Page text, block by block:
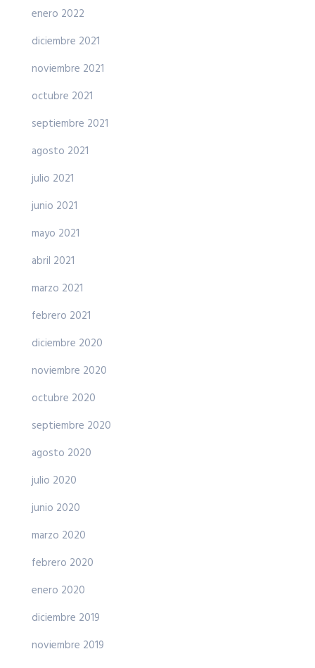
enero 2022
diciembre 2021
noviembre 2021
octubre 2021
septiembre 2021
agosto 2021
julio 2021
junio 2021
mayo 2021
abril 2021
marzo 2021
febrero 2021
diciembre 2020
noviembre 2020
octubre 2020
septiembre 2020
agosto 2020
julio 2020
junio 2020
marzo 2020
febrero 2020
enero 2020
diciembre 2019
noviembre 2019